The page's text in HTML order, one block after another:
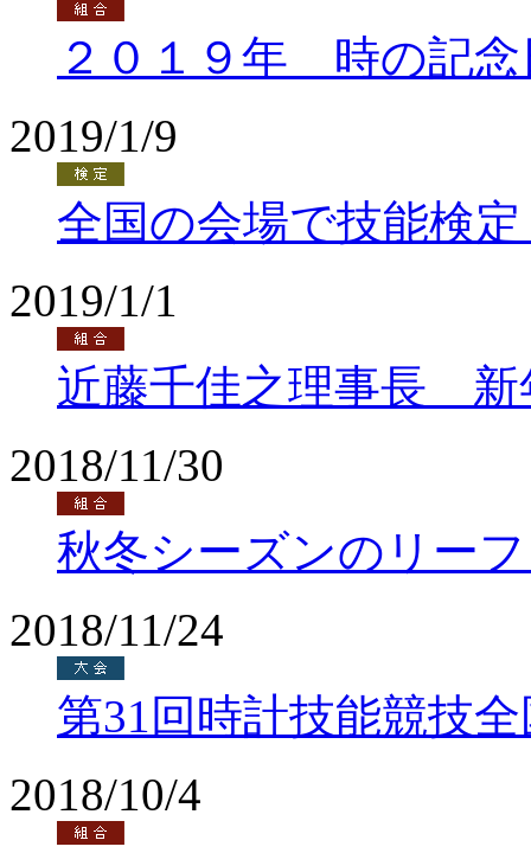
２０１９年 時の記
2019/1/9
全国の会場で技能検
2019/1/1
近藤千佳之理事長 新
2018/11/30
秋冬シーズンのリー
2018/11/24
第31回時計技能競技
2018/10/4